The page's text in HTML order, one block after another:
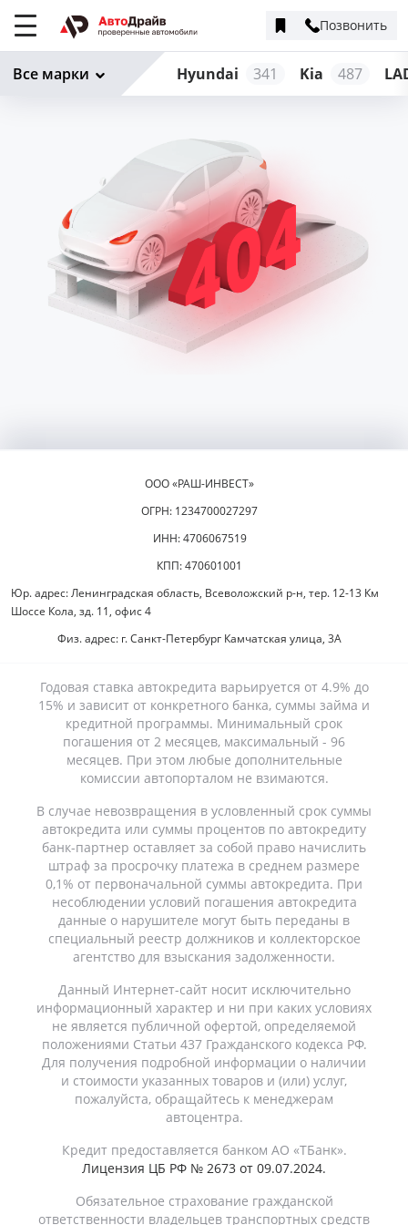
Позвонить
Hyundai 341 Kia 487
Все марки
ООО «РАШ-ИНВЕСТ»
ОГРН: 1234700027297
ИНН: 4706067519
КПП: 470601001
Юр. адрес: Ленинградская область, Всеволожский р-н, тер. 12-13 Км
Шоссе Кола, зд. 11, офис 4
Физ. адрес: г. Санкт-Петербург Камчатская улица, 3А
Годовая ставка автокредита варьируется от 4.9% до
15% и зависит от конкретного банка, суммы займа и
кредитной программы. Минимальный срок
погашения от 2 месяцев, максимальный - 96
месяцев. При этом любые дополнительные
комиссии автопорталом не взимаются.
В случае невозвращения в условленный срок суммы
автокредита или суммы процентов по автокредиту
банк-партнер оставляет за собой право начислить
штраф за просрочку платежа в среднем размере
0,1% от первоначальной суммы автокредита. При
несоблюдении условий погашения автокредита
данные о нарушителе могут быть переданы в
специальный реестр должников и коллекторское
агентство для взыскания задолженности.
Данный Интернет-сайт носит исключительно
информационный характер и ни при каких условиях
не является публичной офертой, определяемой
положениями Статьи 437 Гражданского кодекса РФ.
Для получения подробной информации о наличии
и стоимости указанных товаров и (или) услуг,
пожалуйста, обращайтесь к менеджерам
автоцентра.
Кредит предоставляется банком АО «ТБанк».
Лицензия ЦБ РФ № 2673 от 09.07.2024.
Обязательное страхование гражданской
ответственности владельцев транспортных средств